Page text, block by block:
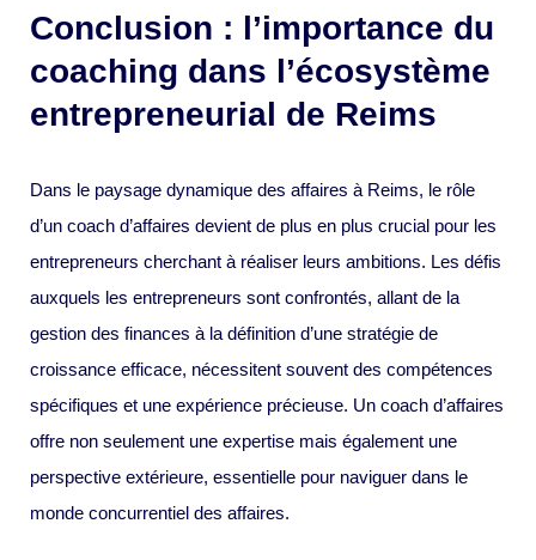
Conclusion : l’importance du
coaching dans l’écosystème
entrepreneurial de Reims
Dans le paysage dynamique des affaires à Reims, le rôle
d’un coach d’affaires devient de plus en plus crucial pour les
entrepreneurs cherchant à réaliser leurs ambitions. Les défis
auxquels les entrepreneurs sont confrontés, allant de la
gestion des finances à la définition d’une stratégie de
croissance efficace, nécessitent souvent des compétences
spécifiques et une expérience précieuse. Un coach d’affaires
offre non seulement une expertise mais également une
perspective extérieure, essentielle pour naviguer dans le
monde concurrentiel des affaires.